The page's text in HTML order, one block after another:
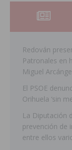
Redován
Patronales en
Miguel
El PSOE
Orihuela ‘sin
La Diputación
prevención de
entre ellos